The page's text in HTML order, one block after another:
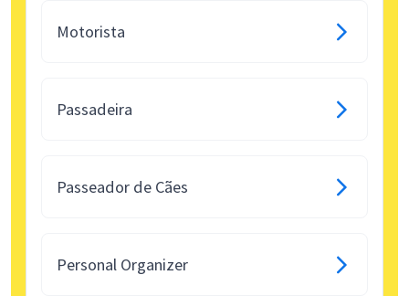
Motorista
Passadeira
Passeador de Cães
Personal Organizer